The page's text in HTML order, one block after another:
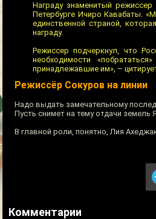
Награду знаменитый
Петербурге Ичиро Кавабаты.
единственной страной,
награду.
Режиссер подчеркнул, что
необходимости
принадлежавшие им», –
Режиссёр Сокуров на линии
Надо выдать замечательному
Пусть снимет на тему отдачи
В главной роли, понятно, Лия
Комментарии